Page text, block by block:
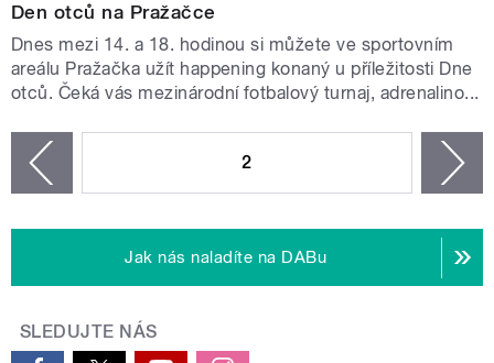
Den otců na Pražačce
Dnes mezi 14. a 18. hodinou si můžete ve sportovním
areálu Pražačka užít happening konaný u příležitosti Dne
otců. Čeká vás mezinárodní fotbalový turnaj, adrenalino...
2
Jak nás naladíte na DABu
SLEDUJTE NÁS